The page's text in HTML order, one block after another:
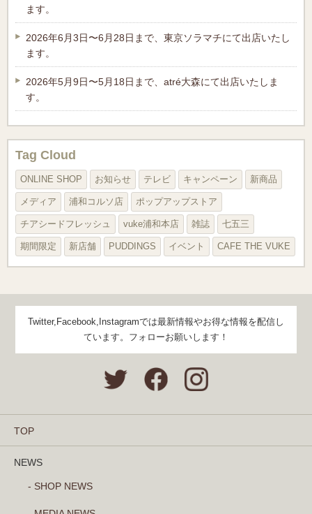
ます。
2026年6月3日〜6月28日まで、東京ソラマチにて出店いたし
ます。
2026年5月9日〜5月18日まで、atré大森にて出店いたしま
す。
Tag Cloud
ONLINE SHOP お知らせ テレビ キャンペーン 新商品
メディア 浦和コルソ店 ポップアップストア
チアシードフレッシュ vuke浦和本店 雑誌 七五三
期間限定 新店舗 PUDDINGS イベント CAFE THE VUKE
Twitter,Facebook,Instagramでは最新情報やお得な情報を配信し
ています。フォローお願いします！
TOP
NEWS
- SHOP NEWS